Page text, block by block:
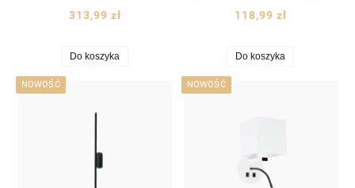
313,99 zł
Do koszyka
118,99 zł
Do koszyka
NOWOŚĆ NOWOŚĆ